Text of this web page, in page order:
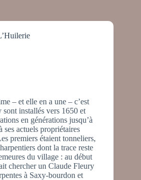
– et elle en a une – c’est
sont installés vers 1650 et
en générations jusqu’à
ses actuels propriétaires
premiers étaient tonneliers,
dont la trace reste
du village : au début
chercher un Claude Fleury
à Saxy-bourdon et